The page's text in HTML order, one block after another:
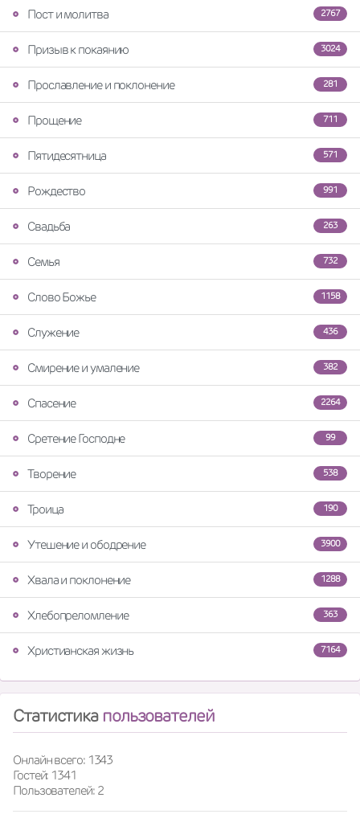
2767
Пост и молитва
3024
Призыв к покаянию
281
Прославление и поклонение
711
Прощение
571
Пятидесятница
991
Рождество
263
Свадьба
732
Семья
1158
Слово Божье
436
Служение
382
Смирение и умаление
2264
Спасение
99
Сретение Господне
538
Творение
190
Троица
3900
Утешение и ободрение
1288
Хвала и поклонение
363
Хлебопреломление
7164
Христианская жизнь
Статистика пользователей
Онлайн всего: 1343
Гостей: 1341
Пользователей: 2